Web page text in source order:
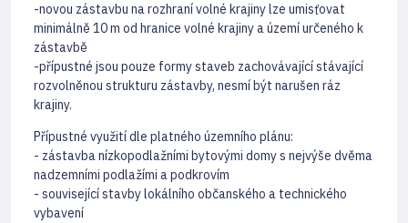
-novou zástavbu na rozhraní volné krajiny lze umisťovat
minimálně 10 m od hranice volné krajiny a území určeného k
zástavbě
-přípustné jsou pouze formy staveb zachovávající stávající
rozvolněnou strukturu zástavby, nesmí být narušen ráz
krajiny.
Přípustné využití dle platného územního plánu:
- zástavba nízkopodlažními bytovými domy s nejvýše dvěma
nadzemními podlažími a podkrovím
- související stavby lokálního občanského a technického
vybavení